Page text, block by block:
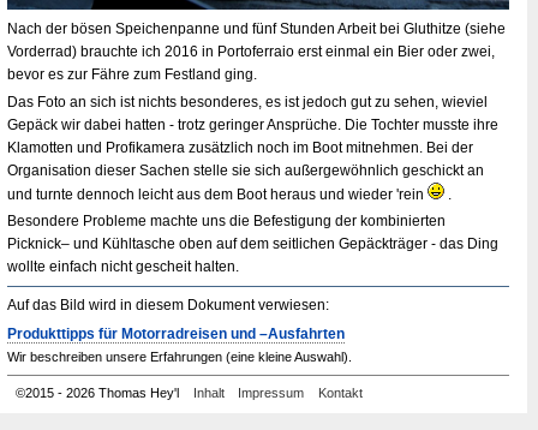
Nach der bösen Speichenpanne und fünf Stunden Arbeit bei Gluthitze (siehe
Vorderrad) brauchte ich 2016 in Portoferraio erst einmal ein Bier oder zwei,
bevor es zur Fähre zum Festland ging.
Das Foto an sich ist nichts besonderes, es ist jedoch gut zu sehen, wieviel
Gepäck wir dabei hatten - trotz geringer Ansprüche. Die Tochter musste ihre
Klamotten und Profikamera zusätzlich noch im Boot mitnehmen. Bei der
Organisation dieser Sachen stelle sie sich außergewöhnlich geschickt an
und turnte dennoch leicht aus dem Boot heraus und wieder 'rein
grinsen)
Besondere Probleme machte uns die Befestigung der kombinierten
Picknick– und Kühltasche oben auf dem seitlichen Gepäckträger - das Ding
wollte einfach nicht gescheit halten.
Auf das Bild wird in diesem Dokument verwiesen:
Produkttipps für Motorradreisen und –Ausfahrten
Wir beschreiben unsere Erfahrungen (eine kleine Auswahl).
©2015 - 2026 Thomas Hey'l Inhalt Impressum Kontakt